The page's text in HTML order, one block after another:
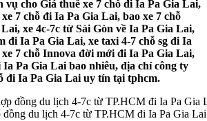
vụ cho Giá thuê xe 7 chỗ đi Ia Pa Gia Lai,
7 chỗ đi Ia Pa Gia Lai, bao xe 7 chỗ
xe 4c-7c từ Sài Gòn về Ia Pa Gia Lai,
đi Ia Pa Gia Lai, xe taxi 4-7 chỗ sg đi Ia
7 chỗ Innova đời mới đi Ia Pa Gia Lai,
Pa Gia Lai bao nhiêu, địa chỉ công ty
đi Ia Pa Gia Lai uy tín tại tphcm.
đồng du lịch 4-7c từ TP.HCM đi Ia Pa Gia Lai